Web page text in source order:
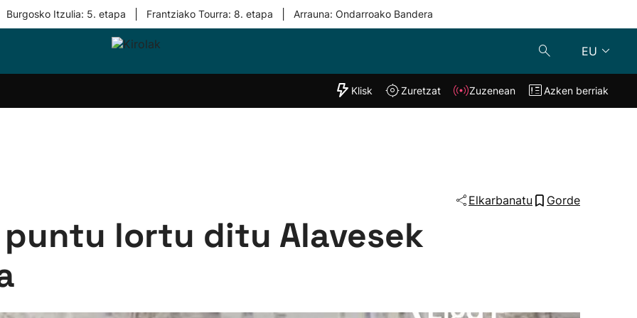
Burgosko Itzulia: 5. etapa Frantziako Tourra: 8. etapa Arrauna: Ondarroako Bandera
EU
Taldeak
"Helmuga"
Klisk Zuzenean
Klisk Zuretzat Zuzenean Azken berriak
Elkarbanatu Gorde
lortu ditu Alavesek